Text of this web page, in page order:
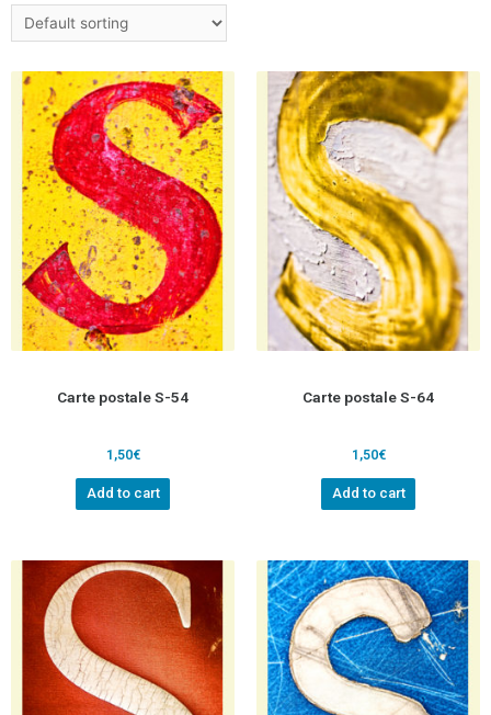
Carte postale S-54
1,50€
Add to cart
Carte postale S-64
1,50€
Add to cart